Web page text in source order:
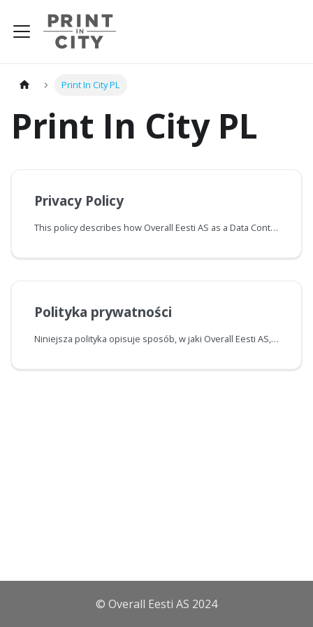
Print In City PL
Print In City PL
Privacy Policy
This policy describes how Overall Eesti AS as a Data Controller as described in Article 4-7 of the GDPR (hereinafter "Controller" or "Overall") collects, uses, distributes and protects the personal information of users registered for the service ("Registered" or "Customer") on the Print In City website and when using the Print In City service (collectively "PiC Service" or "Service").
Polityka prywatności
Niniejsza polityka opisuje sposób, w jaki Overall Eesti AS, jako administrator danych zgodnie z artykułami 4-7 RODO (dalej "Administrator" lub "Overall Eesti AS"), gromadzi, wykorzystuje, udostępnia i chroni dane osobowe użytkowników zarejestrowanych w usłudze ("Zarejestrowany" lub "Klient") na stronie internetowej Print in City oraz podczas korzystania z usługi Print in City (łącznie "Usługa PiC" lub "Usługa").
© Overall Eesti AS 2024